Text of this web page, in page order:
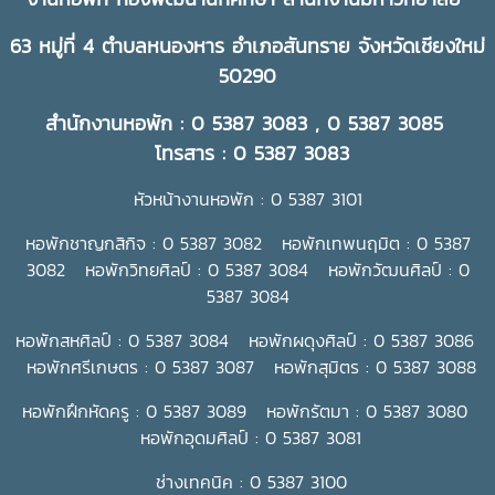
63 หมู่ที่ 4 ตำบลหนองหาร อำเภอสันทราย จังหวัดเชียงใหม่
50290
สำนักงานหอพัก : 0 5387 3083 , 0 5387 3085
โทรสาร : 0 5387 3083
หัวหน้างานหอพัก : 0 5387 3101
หอพักชาญกสิกิจ : 0 5387 3082 หอพักเทพนฤมิต : 0 5387
3082 หอพักวิทยศิลป์ : 0 5387 3084 หอพักวัฒนศิลป์ : 0
5387 3084
หอพักสหศิลป์ : 0 5387 3084 หอพักผดุงศิลป์ : 0 5387 3086
หอพักศรีเกษตร : 0 5387 3087 หอพักสุมิตร : 0 5387 3088
หอพักฝึกหัดครู : 0 5387 3089 หอพักรัตมา : 0 5387 3080
หอพักอุดมศิลป์ : 0 5387 3081
ช่างเทคนิค : 0 5387 3100